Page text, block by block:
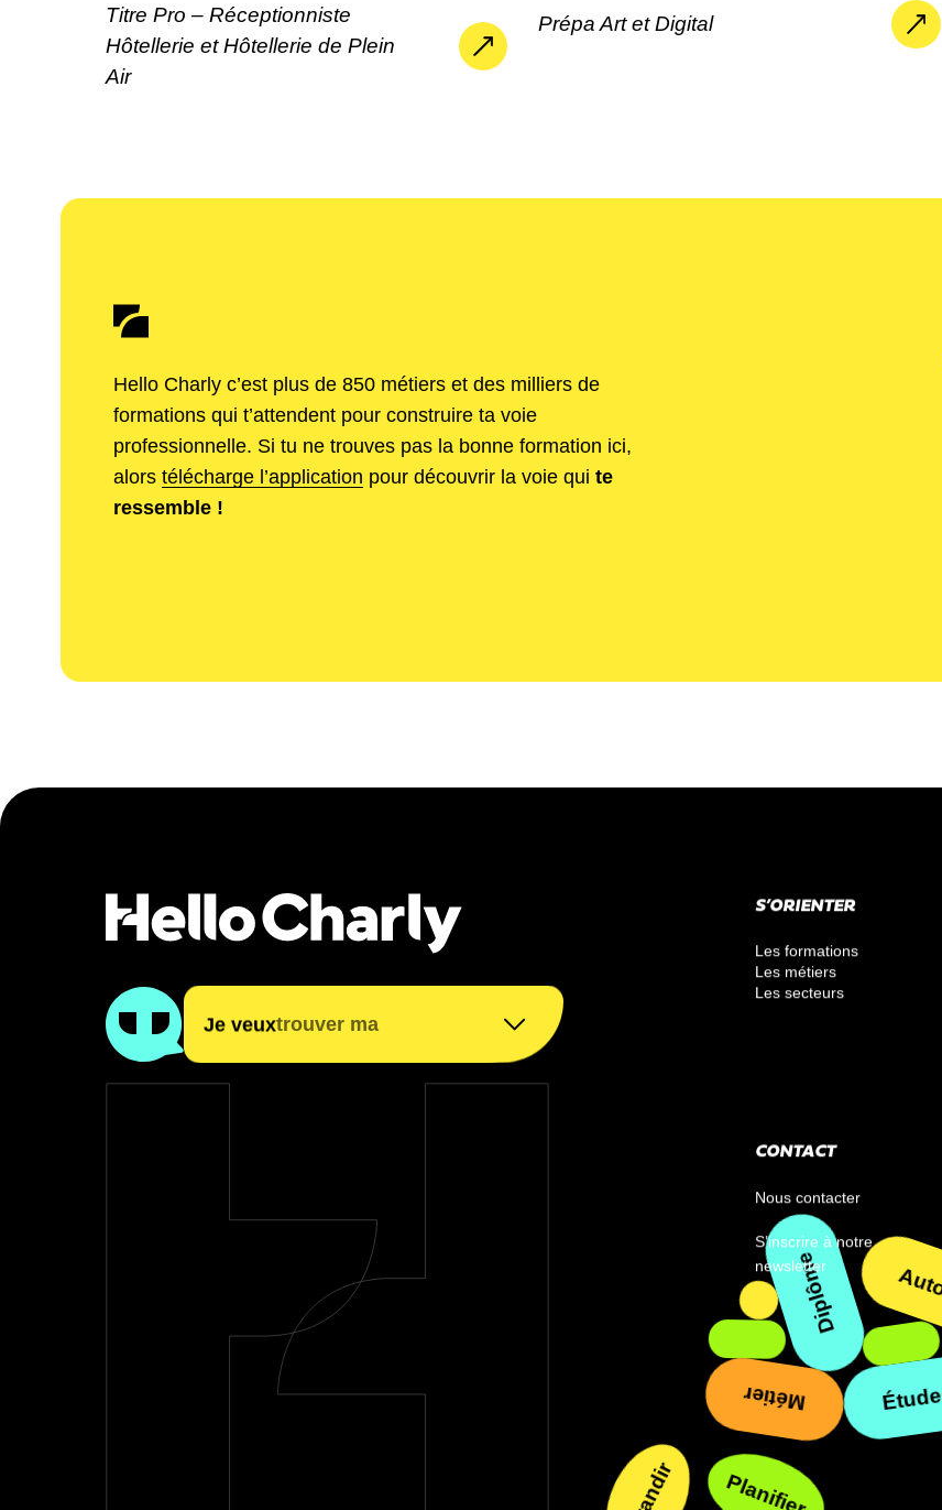
Titre Pro – Réceptionniste
Hôtellerie et Hôtellerie de Plein
Air
Prépa Art et Digital
Hello Charly c’est plus de 850 métiers et des milliers de
formations qui t’attendent pour construire ta voie
professionnelle. Si tu ne trouves pas la bonne formation ici,
alorstélécharge l’application pour découvrir la voie quite
ressemble !
Je veuxtrouver ma format
trouver mon métier
financer ma formation
S’ORIENTER
Les formations
Les métiers
Les secteurs
CONTACT
Nous contacter
S’inscrire à notre
newsletter
Planifier
Diplôme
Métier